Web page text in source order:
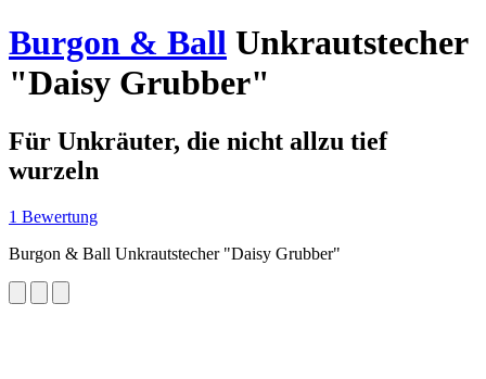
Burgon & Ball Unkrautstecher
"Daisy Grubber"
Für Unkräuter, die nicht allzu tief
wurzeln
1 Bewertung
Burgon & Ball Unkrautstecher "Daisy Grubber"